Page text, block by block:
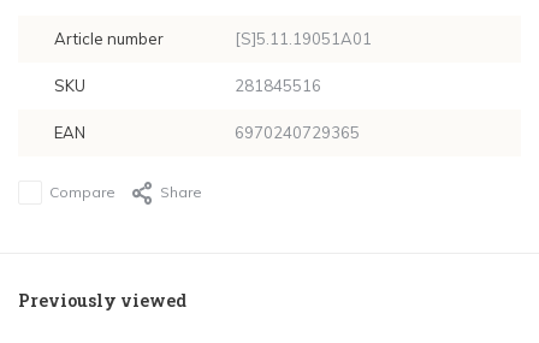
Article number [S]5.11.19051A01
SKU 281845516
EAN 6970240729365
Compare Share
Previously viewed